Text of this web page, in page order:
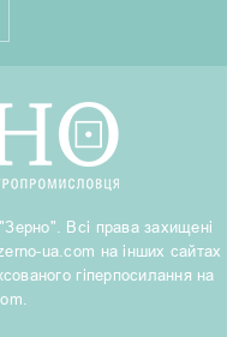
Всі права захищені
ua.com на інших сайтах
гіперпосилання на